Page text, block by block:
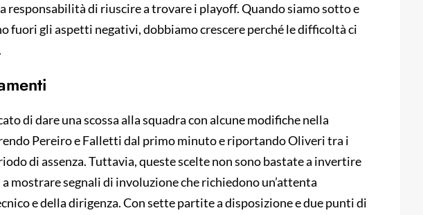
responsabilità di riuscire a trovare i playoff. Quando siamo sotto e
fuori gli aspetti negativi, dobbiamo crescere perché le difficoltà ci
di dare una scossa alla squadra con alcune modifiche nella
Pereiro e Falletti dal primo minuto e riportando Oliveri tra i
di assenza. Tuttavia, queste scelte non sono bastate a invertire
mostrare segnali di involuzione che richiedono un’attenta
e della dirigenza. Con sette partite a disposizione e due punti di